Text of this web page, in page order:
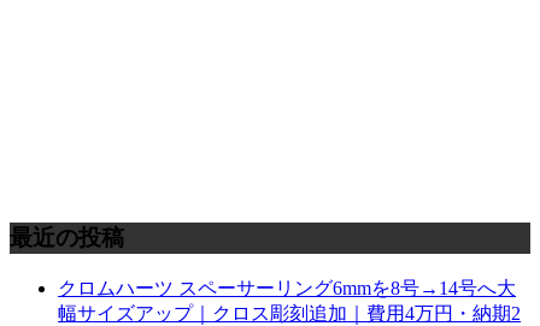
最近の投稿
クロムハーツ スペーサーリング6mmを8号→14号へ大
幅サイズアップ｜クロス彫刻追加｜費用4万円・納期2